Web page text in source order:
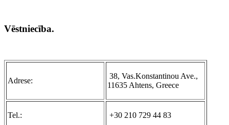
Vēstniecība.
Аdrese:
38, Vas.Konstantinou Ave.,
11635 Ahtens, Greece
Tel.: +30 210 729 44 83